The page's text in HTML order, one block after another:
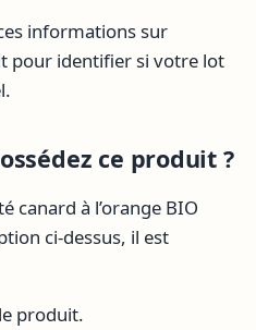
informations sur
pour identifier si votre lot
ce produit ?
canard à l’orange BIO
ci-dessus, il est
produit.